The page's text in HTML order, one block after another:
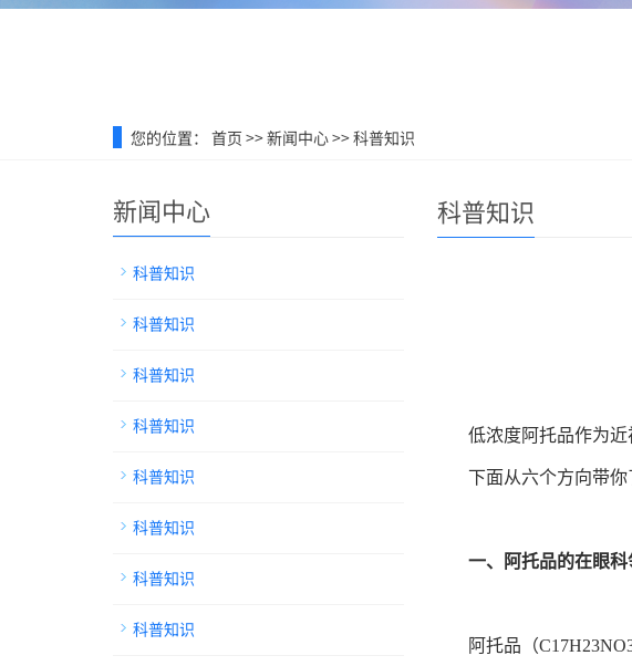
您的位置： 首页 >>新闻中心>>科普知识
科普知识
低浓度阿托品作为近
下面从六个方向带
一、阿托品的在眼科
阿托品（
新闻中心
科普知识
科普知识
科普知识
科普知识
科普知识
科普知识
科普知识
科普知识